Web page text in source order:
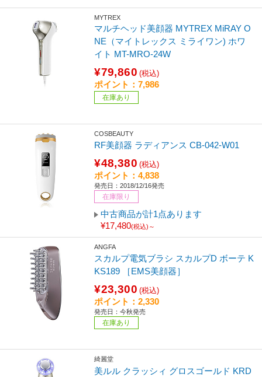
MYTREX
マルチヘッド美顔器 MYTREX MiRAY O
NE（マイトレックス ミライワン) ホワ
イト MT-MRO-24W
¥79,860 (税込)
ポイント：7,986
在庫あり
COSBEAUTY
RF美顔器 ラディアンス CB-042-W01
¥48,380 (税込)
ポイント：4,838
発売日：2018/12/16発売
在庫限り
中古商品が計1点あります
¥17,480(税込)～
ANGFA
スカルプ電気ブラシ スカルプD ボーテ K
KS189 ［EMS美顔器］
¥23,300 (税込)
ポイント：2,330
発売日：今秋発売
在庫あり
綺麗堂
美ルル クラッシィ グロスゴールド KRD